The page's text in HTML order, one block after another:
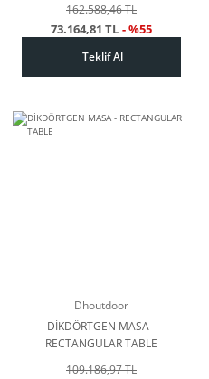
162.588,46 TL
73.164,81 TL - %55
Teklif Al
Dhoutdoor
DİKDÖRTGEN MASA -
RECTANGULAR TABLE
109.186,97 TL